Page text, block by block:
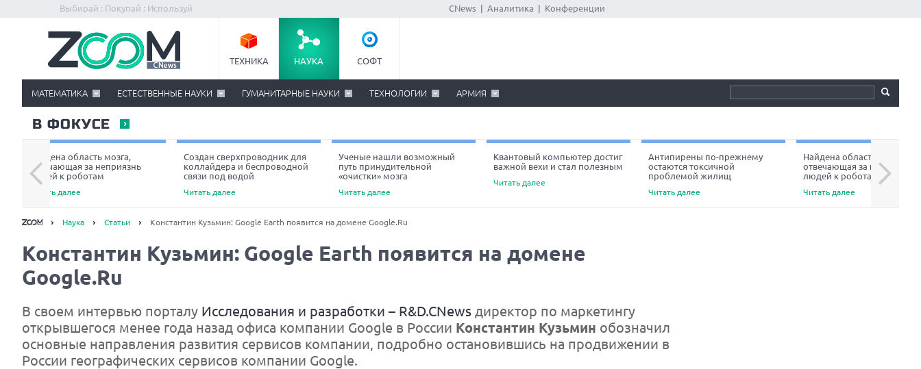
Выбирай : Покупай : Используй CNews Аналитика Конференции
ТЕХНИКА НАУКА СОФТ
МАТЕМАТИКА ЕСТЕСТВЕННЫЕ НАУКИ ГУМАНИТАРНЫЕ НАУКИ ТЕХНОЛОГИИ АРМИЯ
В ФОКУСЕ
Найдена область мозга,
отвечающая за неприязнь
людей к роботам
Читать далее
Создан сверхпроводник для
коллайдера и беспроводной
связи под водой
Читать далее
Ученые нашли возможный
путь принудительной
«очистки» мозга
Читать далее
Квантовый компьютер достиг
важной вехи и стал полезным
Читать далее
Антипирены по-прежнему
остаются токсичной
проблемой жилищ
Читать далее
Найдена область мозга,
отвечающая за неприязнь
людей к роботам
Читать далее
Next
Наука Статьи Константин Кузьмин: Google Earth появится на домене Google.Ru
Константин Кузьмин: Google Earth появится на домене
Google.Ru
В своем интервью порталу Исследования и разработки – R&D.CNews директор по маркетингу
открывшегося менее года назад офиса компании Google в России Константин Кузьмин обозначил
основные направления развития сервисов компании, подробно остановившись на продвижении в
России географических сервисов компании Google.